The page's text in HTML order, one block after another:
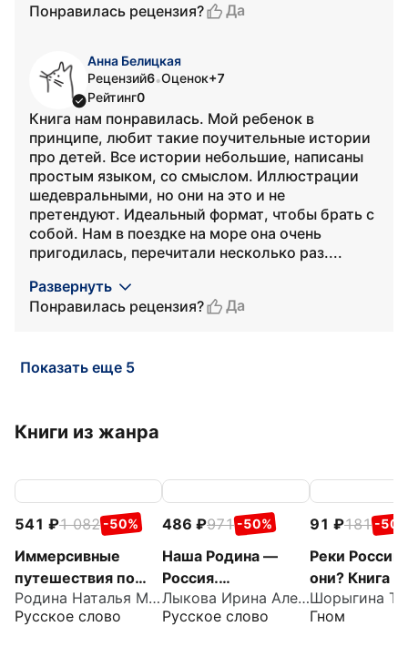
Понравилась рецензия?
Да
Анна Белицкая
Рецензий6•Оценок+7
Рейтинг0
Книга нам понравилась. Мой ребенок в
принципе, любит такие поучительные истории
про детей. Все истории небольшие, написаны
простым языком, со смыслом. Иллюстрации
шедевральными, но они на это и не
претендуют. Идеальный формат, чтобы брать с
собой. Нам в поездке на море она очень
пригодилась, перечитали несколько раз....
Развернуть
Понравилась рецензия?
Да
Показать еще 5
Книги из жанра
541 1 082 -50%
Иммерсивные
путешествия по
родной стране с
детьми 4–5 лет.
Родина Наталья Михайловна
Русское слово
486 971 -50%
Наша Родина —
Россия.
Парциальная
образовательная
Лыкова Ирина Александровна
Русское слово
91 181 -
Реки
они? Книга
гувернеров и
Гном